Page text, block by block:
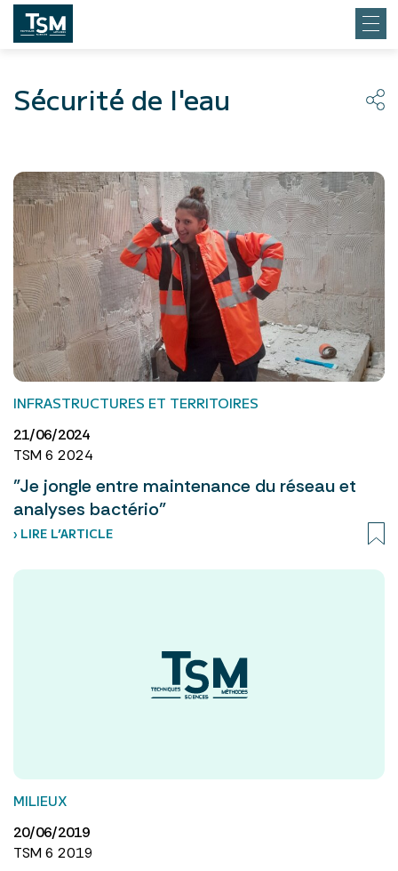
Sécurité de l'eau
INFRASTRUCTURES ET TERRITOIRES
21/06/2024
TSM 6 2024
"Je jongle entre maintenance du réseau et
analyses bactério"
› LIRE L’ARTICLE
MILIEUX
20/06/2019
TSM 6 2019